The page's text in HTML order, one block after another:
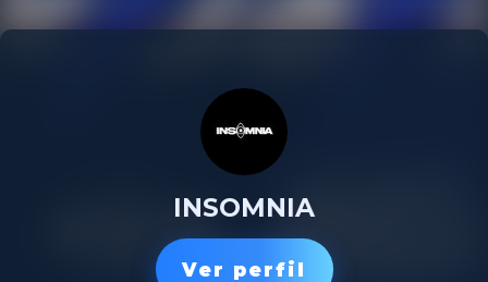
INSOMNIA
Ver perfil